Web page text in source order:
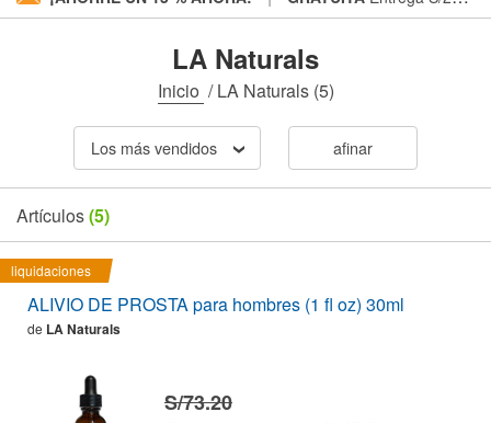
LA Naturals
Inicio /LA Naturals(5)
Los más vendidos afinar
Artículos(5)
liquidaciones
ALIVIO DE PROSTA para hombres (1 fl oz) 30ml
de LA Naturals
S/73.20